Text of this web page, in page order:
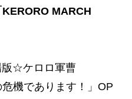
KERORO MARCH
版☆ケロロ軍曹
機であります！」OP